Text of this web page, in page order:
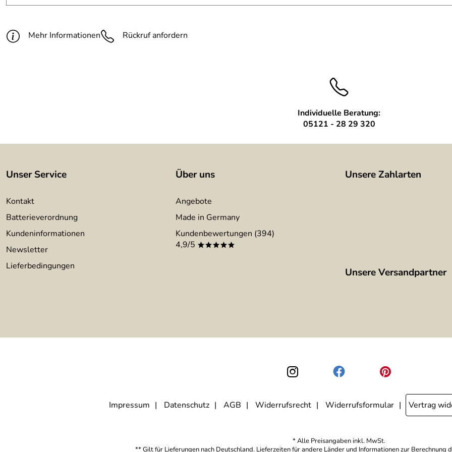
Pfosten:
Flachstahl 40 x 8 mm
Mehr Informationen Rückruf anfordern
Individuelle Beratung:
05121 - 28 29 320
Unser Service
Kontakt
Batterieverordnung
Kundeninformationen
Newsletter
Lieferbedingungen
Über uns
Angebote
Made in Germany
Kundenbewertungen (394)
4,9/5 *****
Unsere Zahlarten
Unsere Versandpartner
Impressum Datenschutz AGB Widerrufsrecht Widerrufsformular Vertrag
* Alle Preisangaben inkl. MwSt.
** Gilt für Lieferungen nach Deutschland. Lieferzeiten für andere Länder und Informationen zur Berechnung